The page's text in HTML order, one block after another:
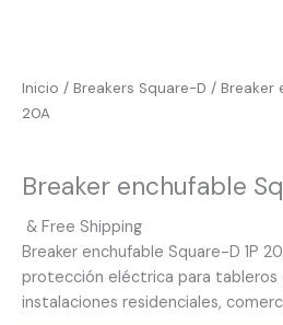
Inicio / Breakers Square-D / Breaker
20A
Breaker enchufable
& Free Shipping
Breaker enchufable Square-D 1P
protección eléctrica para tableros
instalaciones residenciales,